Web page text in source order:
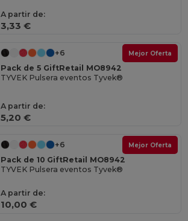
A partir de:
3,33 €
Mejor Oferta
+6
Pack de 5 GiftRetail MO8942
TYVEK Pulsera eventos Tyvek®
A partir de:
5,20 €
Mejor Oferta
+6
Pack de 10 GiftRetail MO8942
TYVEK Pulsera eventos Tyvek®
A partir de:
10,00 €